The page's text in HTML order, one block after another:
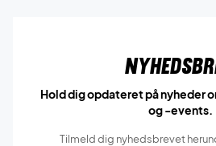
Hold dig opdateret på nyheder
og -events.
Tilmeld dig nyhedsbrevet